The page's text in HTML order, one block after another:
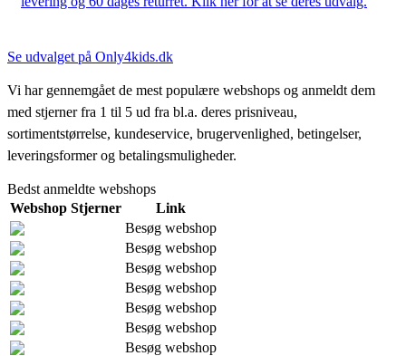
Se udvalget på Only4kids.dk
Vi har gennemgået de mest populære webshops og anmeldt dem
med stjerner fra 1 til 5 ud fra bl.a. deres prisniveau,
sortimentstørrelse, kundeservice, brugervenlighed, betingelser,
leveringsformer og betalingsmuligheder.
Bedst anmeldte webshops
Webshop Stjerner
Link
Besøg webshop
Besøg webshop
Besøg webshop
Besøg webshop
Besøg webshop
Besøg webshop
Besøg webshop